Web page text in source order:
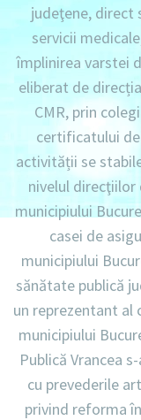
judeţene, direct
servicii
împlinirea varstei
eliberat de
CMR, prin
certificatului
activității se
nivelul direcţiilor
municipiului
casei de
municipiului
sănătate publică
un reprezentant al
municipiului
Publică Vrancea
cu prevederile
privind reforma